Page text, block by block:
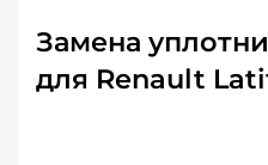
Замена
для Renault